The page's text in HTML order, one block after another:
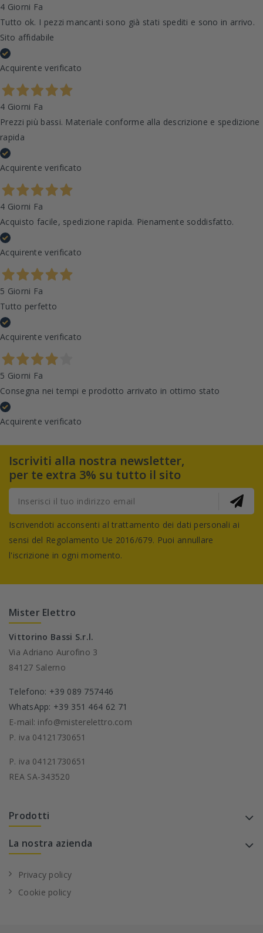
4 Giorni Fa
Tutto ok. I pezzi mancanti sono già stati spediti e sono in arrivo.
Sito affidabile
Acquirente verificato
4 Giorni Fa
Prezzi più bassi. Materiale conforme alla descrizione e spedizione
rapida
Acquirente verificato
4 Giorni Fa
Acquisto facile, spedizione rapida. Pienamente soddisfatto.
Acquirente verificato
5 Giorni Fa
Tutto perfetto
Acquirente verificato
5 Giorni Fa
Consegna nei tempi e prodotto arrivato in ottimo stato
Acquirente verificato
Iscriviti alla nostra newsletter,
per te extra 3% su tutto il sito
Iscrivendoti acconsenti al trattamento dei dati personali ai
sensi del Regolamento Ue 2016/679. Puoi annullare
l'iscrizione in ogni momento.
Mister Elettro
Vittorino Bassi S.r.l.
Via Adriano Aurofino 3
84127 Salerno
Telefono: +39 089 757446
WhatsApp: +39 351 464 62 71
E-mail: info@misterelettro.com
P. iva 04121730651
P. iva 04121730651
REA SA-343520
Prodotti
La nostra azienda
Privacy policy
Cookie policy